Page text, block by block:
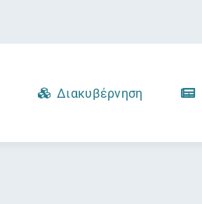
Διακυβέρνηση